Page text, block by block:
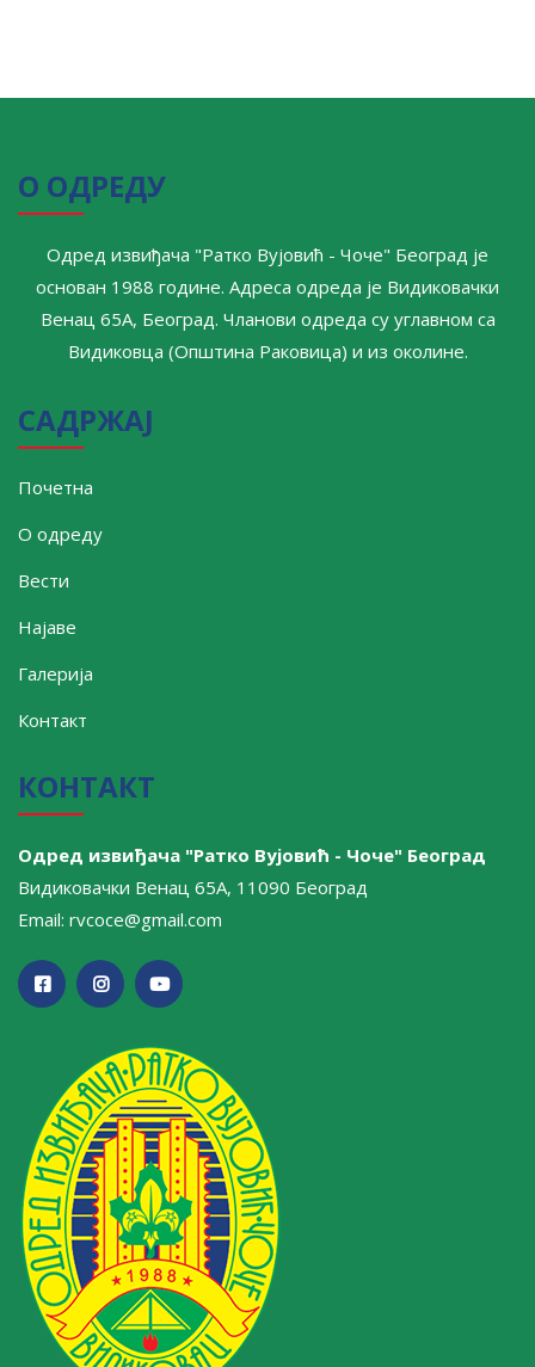
О ОДРЕДУ
Одред извиђача "Ратко Вујовић - Чоче" Београд је
основан 1988 године. Адреса одреда је Видиковачки
Венац 65А, Београд. Чланови одреда су углавном са
Видиковца (Општина Раковица) и из околине.
САДРЖАЈ
Почетна
О одреду
Вести
Најаве
Галерија
Контакт
КОНТАКТ
Одред извиђача "Ратко Вујовић - Чоче" Београд
Видиковачки Венац 65А, 11090 Београд
Email: rvcoce@gmail.com